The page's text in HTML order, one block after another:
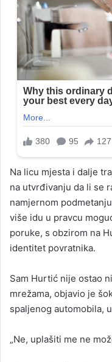
Na licu mjesta i dalje
na utvrđivanju da li se
namjernom
više idu u pravcu
poruke, s obzirom na
identitet povratnika.
Sam Hurtić nije ostao
mrežama, objavio je
spaljenog automobila,
„Ne, uplašiti me ne